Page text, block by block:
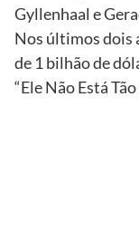
Gyllenhaal e
Nos últimos dois
de 1 bilhão de
“Ele Não Está Tão